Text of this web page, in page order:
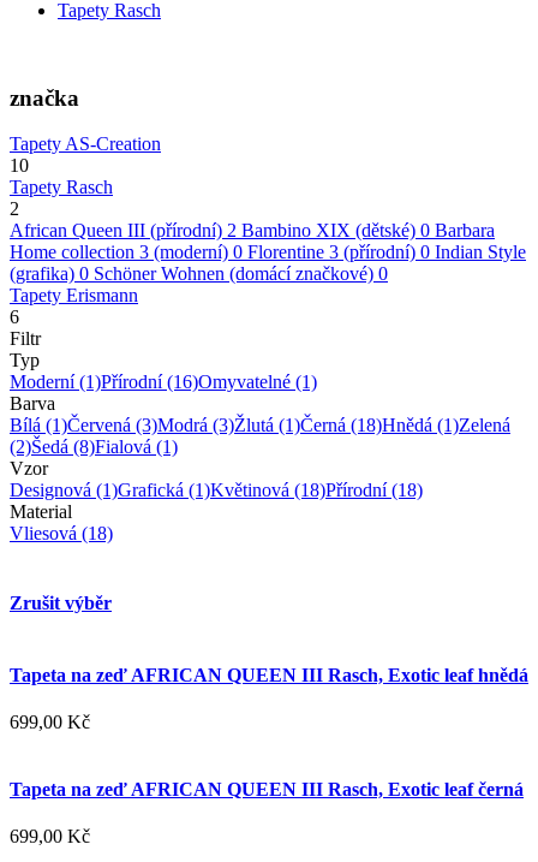
Tapety Rasch
značka
Tapety AS-Creation
10
Tapety Rasch
2
African Queen III (přírodní) 2 Bambino XIX (dětské) 0 Barbara
Home collection 3 (moderní) 0 Florentine 3 (přírodní) 0 Indian Style
(grafika) 0 Schöner Wohnen (domácí značkové) 0
Tapety Erismann
6
Filtr
Typ
Moderní(1)Přírodní(16)Omyvatelné (1)
Barva
Bílá (1)Červená (3)Modrá (3)Žlutá (1)Černá (18)Hnědá (1)Zelená
(2)Šedá (8)Fialová (1)
Vzor
Designová (1)Grafická (1)Květinová (18)Přírodní(18)
Material
Vliesová (18)
Zrušit výběr
Tapeta na zeď AFRICAN QUEEN III Rasch, Exotic leaf hnědá
699,00 Kč
Tapeta na zeď AFRICAN QUEEN III Rasch, Exotic leaf černá
699,00 Kč